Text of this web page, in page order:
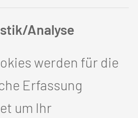
46 -0
ct.de
mul-ct.de
Analyse
werden für die
Erfassung
um Ihr